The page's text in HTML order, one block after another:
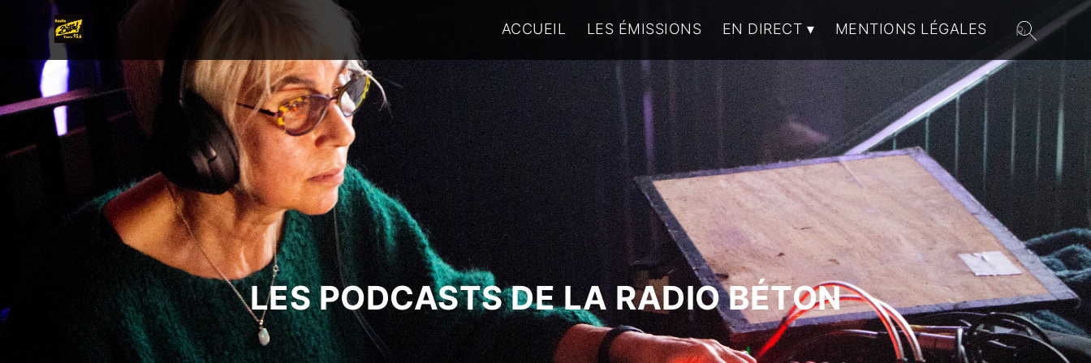
ACCUEIL LES ÉMISSIONS EN DIRECT MENTIONS LÉGALES
LES PODCASTS DE LA RADIO BÉTON